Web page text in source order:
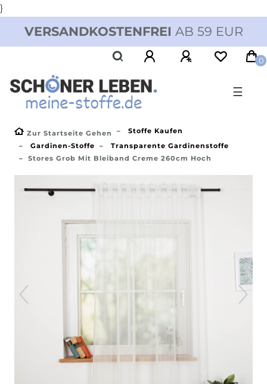
}
VERSANDKOSTENFREI AB 59 EUR
0
☰
Zur Startseite Gehen
Stoffe Kaufen
Gardinen-Stoffe
Transparente Gardinenstoffe
Stores Grob Mit Bleiband Creme 260cm Hoch